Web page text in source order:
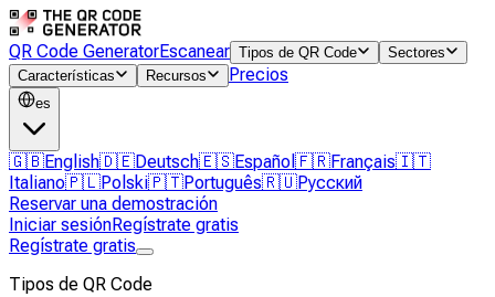
QR Code GeneratorEscanear Tipos de QR Code
Sectores
Características
Recursos Precios
es
🇬🇧English🇩🇪Deutsch🇪🇸Español 🇫🇷Français🇮🇹
Italiano🇵🇱Polski🇵🇹Português🇷🇺Русский
Reservar una demostración
Iniciar sesiónRegístrate gratis
Regístrate gratis
Tipos de QR Code